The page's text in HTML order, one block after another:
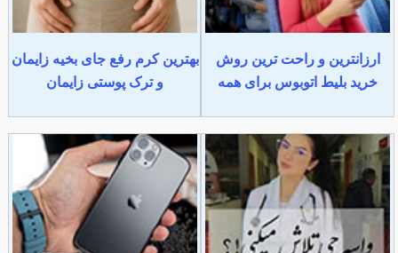
ارزانترین و راحت ترین روش
خرید بلیط اتوبوس برای همه
بهترین کرم رفع جای بخیه زایمان
و ترک پوستی زایمان